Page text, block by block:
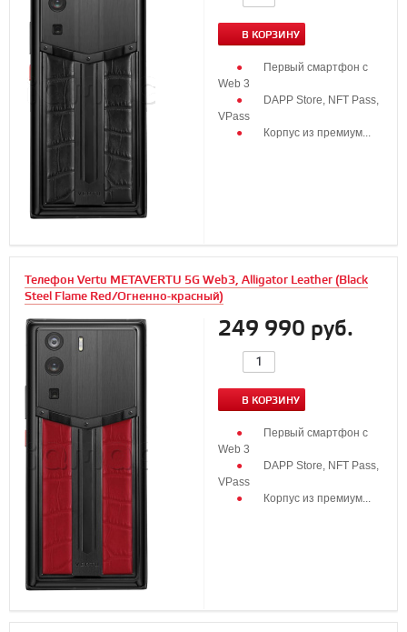
В КОРЗИНУ
Первый смартфон с
Web 3
DAPP Store, NFT Pass,
VPass
Корпус из премиум...
Телефон Vertu METAVERTU 5G Web3, Alligator Leather (Black
Steel Flame Red/Огненно-красный)
249 990 руб.
В КОРЗИНУ
Первый смартфон с
Web 3
DAPP Store, NFT Pass,
VPass
Корпус из премиум...